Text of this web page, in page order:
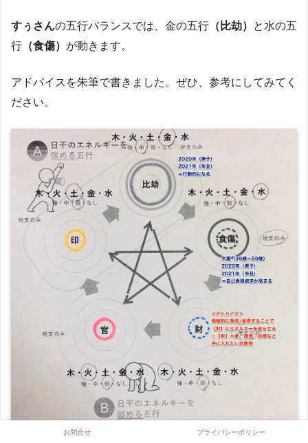
すぅさんの五行バランスでは、金の五行 （比劫）
と水の五
行 （食傷） が動きます。
アドバイスを朱筆で書きました。ぜひ、参考にしてみてく
ださい。
お問合せ プライバシーポリシー